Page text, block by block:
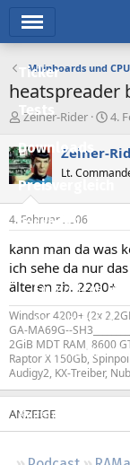
Ticker
Tests
Downloads
Preisvergleich
Forum
Aktuelles
Empfohlene
Neue Beiträge
Neueste
Leserartikel
Regeln
Mainboards und
heatspreader
E
s
t
e
l
e
r
Zeiner-Rider
E
s
e
t
a
m
4.
Zeiner-
Lt.
4. Februar 2006
kann man da was
ich sehe da nur
älteren zb. 2200+
Windsor 4200+ (2x
GA-MA69G--
2GiB MDT RAM, 8600 GT
Raptor X 150Gb,
Audigy2, KX-Treiber,